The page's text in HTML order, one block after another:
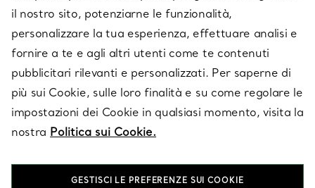
SU TIFFANY & CO.
LEGALE
SEGUICI
il nostro sito, potenziarne le funzionalità,
personalizzare la tua esperienza, effettuare analisi e
fornire a te e agli altri utenti come te contenuti
pubblicitari rilevanti e personalizzati. Per saperne di
più sui Cookie, sulle loro finalità e su come regolare le
impostazioni dei Cookie in qualsiasi momento, visita la
nostra Politica sui Cookie.
GESTISCI LE PREFERENZE SUI COOKIE